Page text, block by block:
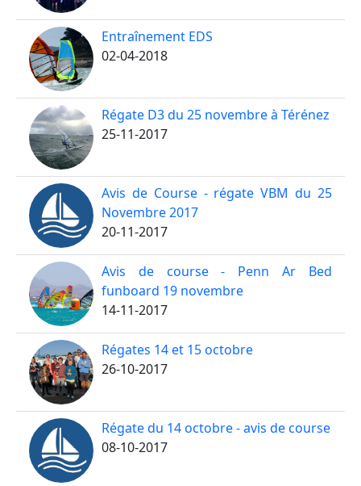
Entraînement EDS
02-04-2018
Régate D3 du 25 novembre à Térénez
25-11-2017
Avis de Course - régate VBM du 25
Novembre 2017
20-11-2017
Avis de course - Penn Ar Bed
funboard 19 novembre
14-11-2017
Régates 14 et 15 octobre
26-10-2017
Régate du 14 octobre - avis de course
08-10-2017